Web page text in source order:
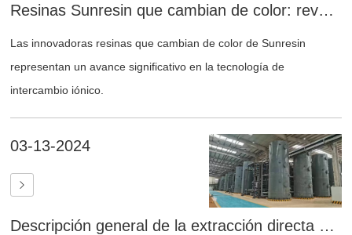
Resinas Sunresin que cambian de color: revolucionando la detección de la desactivación de la resina
Las innovadoras resinas que cambian de color de Sunresin
representan un avance significativo en la tecnología de
intercambio iónico.
03-13-2024
Descripción general de la extracción directa de litio (DLE) de salmuera de salar y salmuera geotérmica